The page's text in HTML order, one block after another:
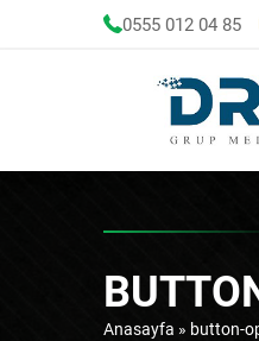
0555 012 04 85
Anasayfa » button-